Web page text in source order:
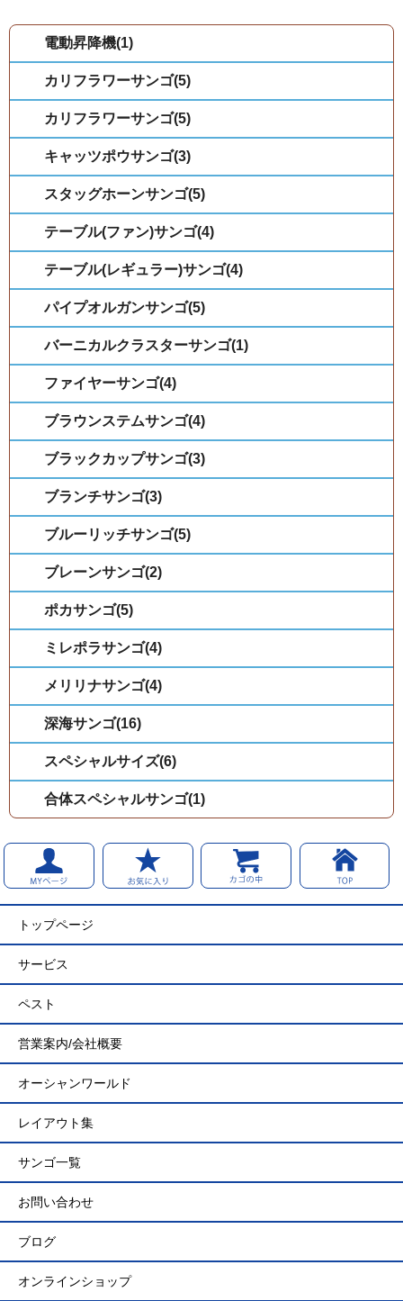
電動昇降機(1)
カリフラワーサンゴ(5)
カリフラワーサンゴ(5)
キャッツポウサンゴ(3)
スタッグホーンサンゴ(5)
テーブル(ファン)サンゴ(4)
テーブル(レギュラー)サンゴ(4)
パイプオルガンサンゴ(5)
バーニカルクラスターサンゴ(1)
ファイヤーサンゴ(4)
ブラウンステムサンゴ(4)
ブラックカップサンゴ(3)
ブランチサンゴ(3)
ブルーリッチサンゴ(5)
ブレーンサンゴ(2)
ポカサンゴ(5)
ミレポラサンゴ(4)
メリリナサンゴ(4)
深海サンゴ(16)
スペシャルサイズ(6)
合体スペシャルサンゴ(1)
トップページ
サービス
ペスト
営業案内/会社概要
オーシャンワールド
レイアウト集
サンゴ一覧
お問い合わせ
ブログ
オンラインショップ